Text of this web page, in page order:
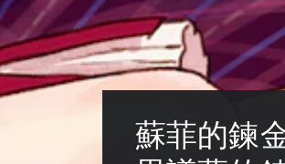
蘇菲的鍊